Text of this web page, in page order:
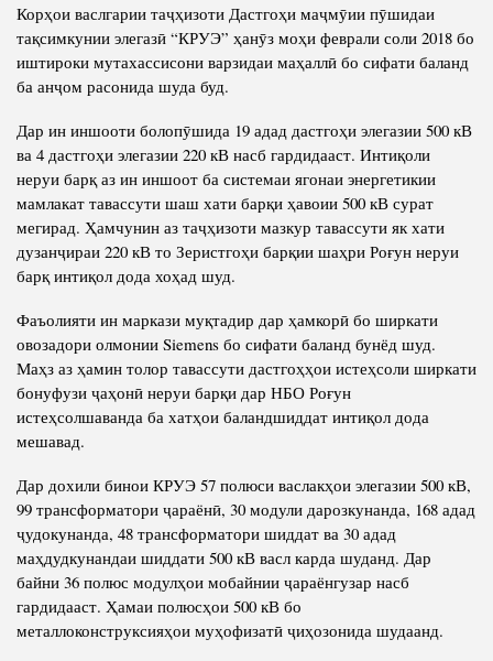
Корҳои васлгарии таҷҳизоти Дастгоҳи маҷмӯии пӯшидаи
тақсимкунии элегазӣ “КРУЭ” ҳанӯз моҳи феврали соли 2018 бо
иштироки мутахассисони варзидаи маҳаллӣ бо сифати баланд
ба анҷом расонида шуда буд.
Дар ин иншооти болопӯшида 19 адад дастгоҳи элегазии 500 кВ
ва 4 дастгоҳи элегазии 220 кВ насб гардидааст. Интиқоли
неруи барқ аз ин иншоот ба системаи ягонаи энергетикии
мамлакат тавассути шаш хати барқи ҳавоии 500 кВ сурат
мегирад. Ҳамчунин аз таҷҳизоти мазкур тавассути як хати
дузанҷираи 220 кВ то Зеристгоҳи барқии шаҳри Роғун неруи
барқ интиқол дода хоҳад шуд.
Фаъолияти ин маркази муқтадир дар ҳамкорӣ бо ширкати
овозадори олмонии Siemens бо сифати баланд бунёд шуд.
Маҳз аз ҳамин толор тавассути дастгоҳҳои истеҳсоли ширкати
бонуфузи ҷаҳонӣ неруи барқи дар НБО Роғун
истеҳсолшаванда ба хатҳои баландшиддат интиқол дода
мешавад.
Дар дохили бинои КРУЭ 57 полюси васлакҳои элегазии 500 кВ,
99 трансформатори ҷараёнӣ, 30 модули дарозкунанда, 168 адад
ҷудокунанда, 48 трансформатори шиддат ва 30 адад
маҳдудкунандаи шиддати 500 кВ васл карда шуданд. Дар
байни 36 полюс модулҳои мобайнии ҷараёнгузар насб
гардидааст. Ҳамаи полюсҳои 500 кВ бо
металлоконструксияҳои муҳофизатӣ ҷиҳозонида шудаанд.